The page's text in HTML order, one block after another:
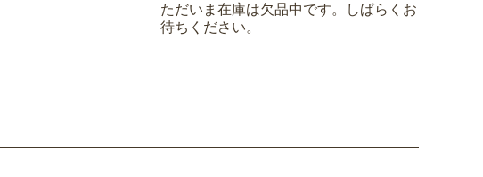
ただいま在庫は欠品中です。しばらくお
待ちください。